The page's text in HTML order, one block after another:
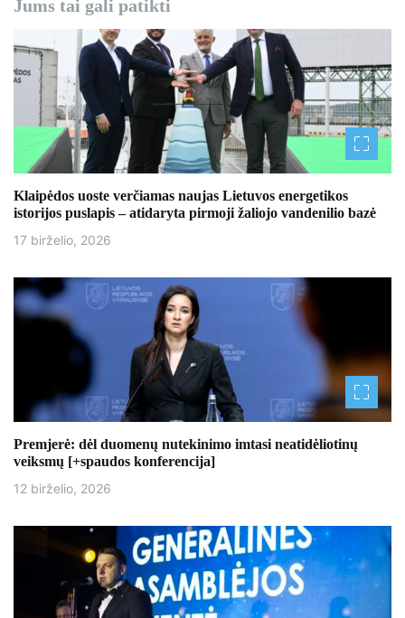
a
c
i
t
a
r
p
į
š
ų
Jums tai gali patikti
Klaipėdos uoste verčiamas naujas Lietuvos energetikos
istorijos puslapis – atidaryta pirmoji žaliojo vandenilio bazė
17 birželio, 2026
Premjerė: dėl duomenų nutekinimo imtasi neatidėliotinų
veiksmų [+spaudos konferencija]
12 birželio, 2026